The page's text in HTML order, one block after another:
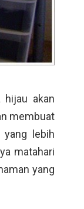
hijau akan
membuat
lebih
matahari
yang